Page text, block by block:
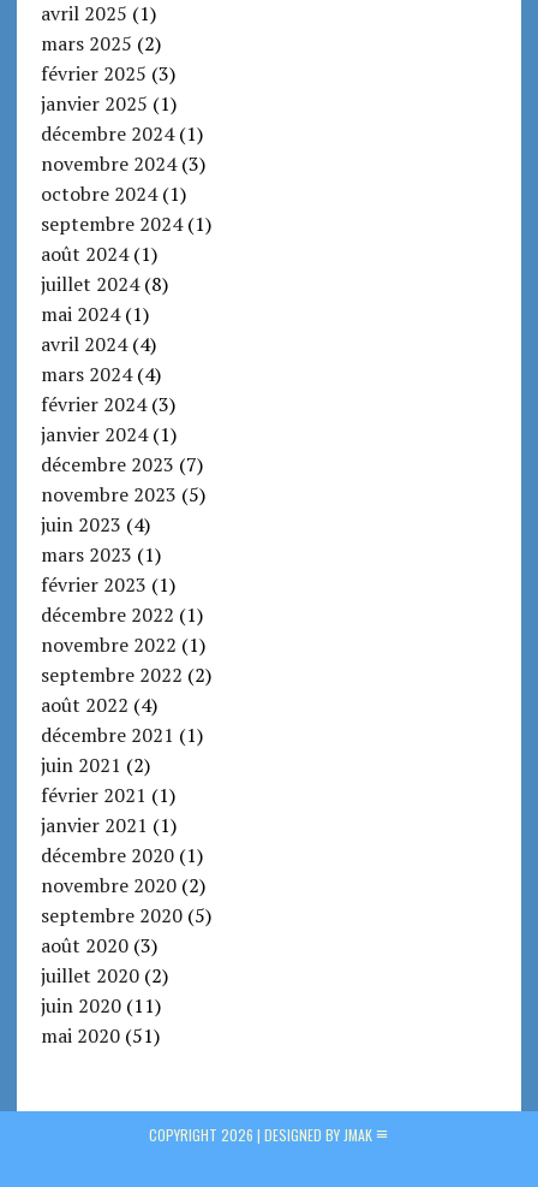
avril 2025 (1)
mars 2025 (2)
février 2025 (3)
janvier 2025 (1)
décembre 2024(1)
novembre 2024(3)
octobre 2024(1)
septembre 2024(1)
août 2024(1)
juillet 2024(8)
mai 2024(1)
avril 2024(4)
mars 2024(4)
février 2024(3)
janvier 2024(1)
décembre 2023 (7)
novembre 2023 (5)
juin 2023 (4)
mars 2023 (1)
février 2023 (1)
décembre 2022 (1)
novembre 2022 (1)
septembre 2022 (2)
août 2022 (4)
décembre 2021 (1)
juin 2021 (2)
février 2021 (1)
janvier 2021 (1)
décembre 2020(1)
novembre 2020(2)
septembre 2020(5)
août 2020(3)
juillet 2020(2)
juin 2020(11)
mai 2020(51)
COPYRIGHT 2026 | DESIGNED BY JMAK